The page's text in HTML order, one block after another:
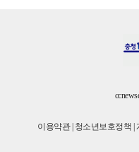
이용약관| 청소년보호정책